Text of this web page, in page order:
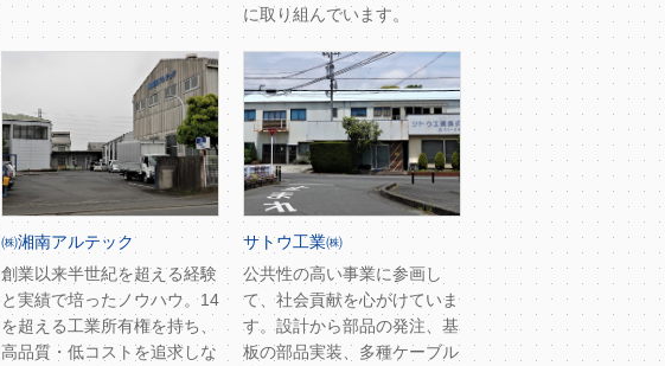
に取り組んでいます。
㈱湘南アルテック
創業以来半世紀を超える経験
と実績で培ったノウハウ。14
を超える工業所有権を持ち、
高品質・低コストを追求しな
サトウ工業㈱
公共性の高い事業に参画し
て、社会貢献を心がけていま
す。設計から部品の発注、基
板の部品実装、多種ケーブル